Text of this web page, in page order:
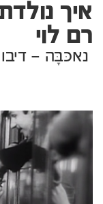
איך
רם לוי
נאכּבָּה –